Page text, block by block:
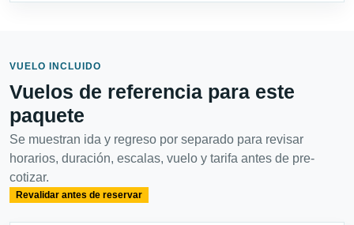
VUELO INCLUIDO
Vuelos de referencia para este
paquete
Se muestran ida y regreso por separado para revisar
horarios, duración, escalas, vuelo y tarifa antes de pre-
cotizar.
Revalidar antes de reservar